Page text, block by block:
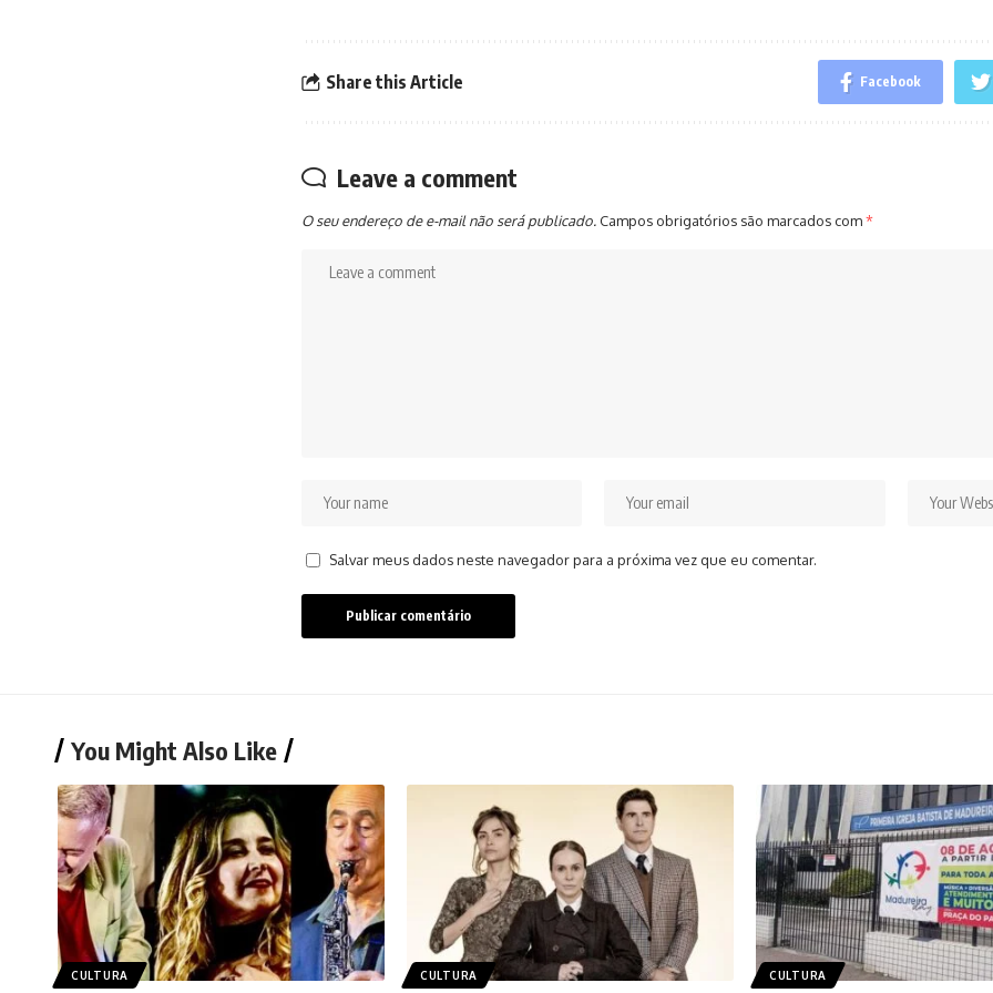
Share this Article Facebook
Leave a comment
O seu endereço de e-mail não será publicado. Campos obrigatórios são marcados com*
Salvar meus dados neste navegador para a próxima vez que eu comentar.
You Might Also Like
CULTURA CULTURA CULTURA